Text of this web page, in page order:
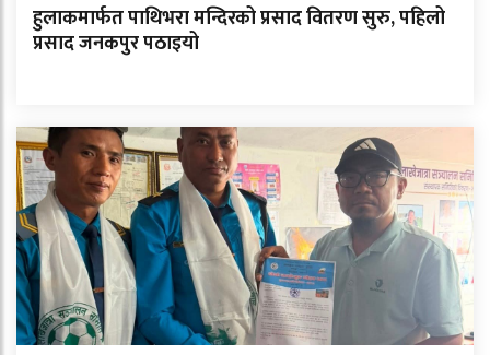
हुलाकमार्फत पाथिभरा मन्दिरको प्रसाद वितरण सुरु, पहिलो
प्रसाद जनकपुर पठाइयो